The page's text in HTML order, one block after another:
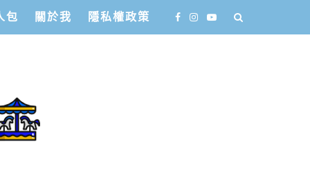
包 關於我 隱私權政策